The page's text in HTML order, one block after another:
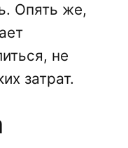
Опять же,
не
затрат.